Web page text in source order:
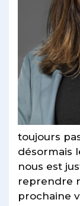
toujours
désormais
nous est
reprendre
prochaine